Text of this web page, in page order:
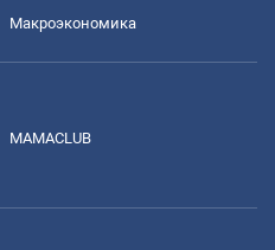
Mакроэкономика
MAMACLUB